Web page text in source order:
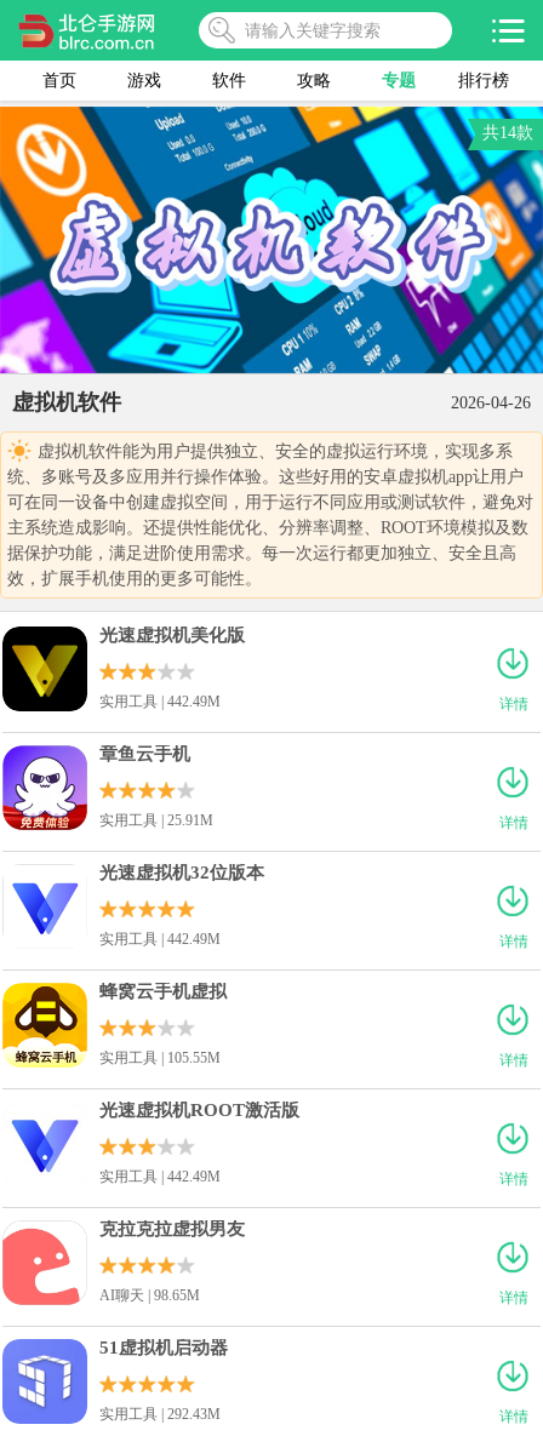
首页 游戏 软件 攻略 专题 排行榜
共14款
虚拟机软件 2026-04-26
虚拟机软件能为用户提供独立、安全的虚拟运行环境，实现多系
统、多账号及多应用并行操作体验。这些好用的安卓虚拟机app让用户
可在同一设备中创建虚拟空间，用于运行不同应用或测试软件，避免对
主系统造成影响。还提供性能优化、分辨率调整、ROOT环境模拟及数
据保护功能，满足进阶使用需求。每一次运行都更加独立、安全且高
效，扩展手机使用的更多可能性。
详情
光速虚拟机美化版
实用工具 | 442.49M
详情
章鱼云手机
实用工具 | 25.91M
详情
光速虚拟机32位版本
实用工具 | 442.49M
详情
蜂窝云手机虚拟
实用工具 | 105.55M
详情
光速虚拟机ROOT激活版
实用工具 | 442.49M
详情
克拉克拉虚拟男友
AI聊天 | 98.65M
详情
51虚拟机启动器
实用工具 | 292.43M